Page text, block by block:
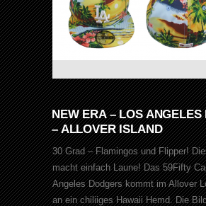
NEW ERA – LOS ANGELES
– ALLOVER ISLAND
30 Grad – Flamingos und Flipper!
macht einfach Laune! Das 59Fifty
Angeles Dodgers kommt im Allover
an ein chiliiges Hawaii Hemd. Die